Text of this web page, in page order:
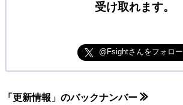
受け取れます。
@Fsightさんをフォロー
「更新情報」のバックナンバー